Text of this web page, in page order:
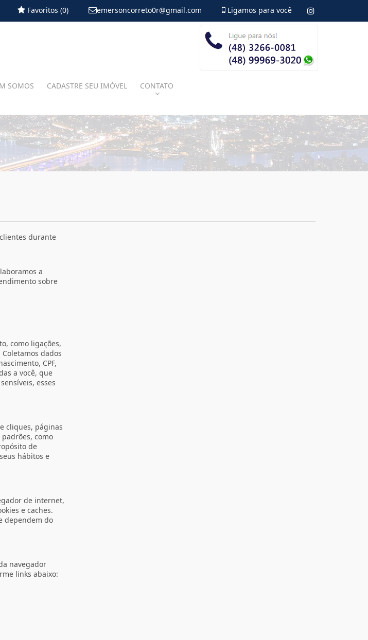
Ligamos para você
emersoncorreto0r@gmail.com
Favoritos (0)
SOMOS CADASTRE SEU IMÓVEL CONTATO
durante
a
sobre
como ligações,
dados
CPF,
a você, que
esses
cliques, páginas
como
de
hábitos e
de internet,
e caches.
dependem do
navegador
links abaixo: